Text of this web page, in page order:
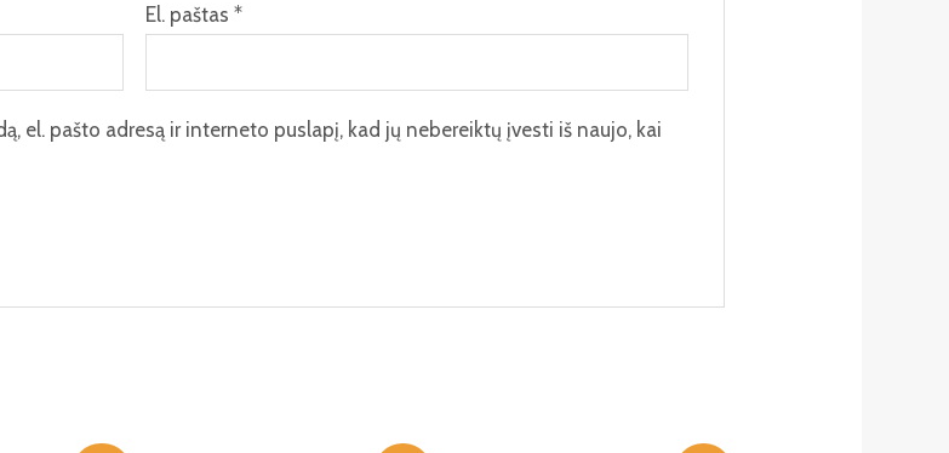
El. paštas*
el. pašto adresą ir interneto puslapį, kad jų nebereiktų įvesti iš naujo, kai